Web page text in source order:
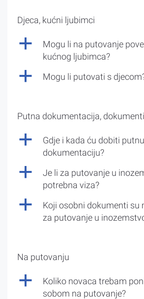
Djeca, kućni ljubimci
a
Mogu li na putovanje
kućnog ljubimca?
a Mogu li putovati s
Putna dokumentacija,
a
Gdje i kada ću dobiti putnu
dokumentaciju?
a
Je li za putovanje u
potrebna viza?
a
Koji osobni dokumenti su
za putovanje u
Na putovanju
a
Koliko novaca trebam
sobom na putovanje?